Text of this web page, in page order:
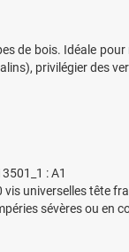
de bois. Idéale
privilégier des
: A1
universelles tête
sévères ou